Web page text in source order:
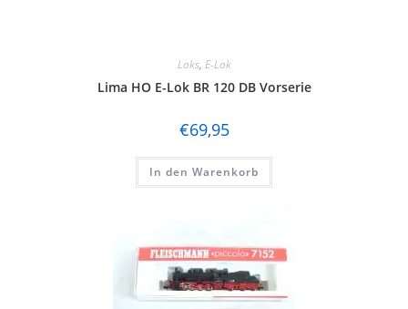
Loks, E-Lok
Lima HO E-Lok BR 120 DB Vorserie
€69,95
In den Warenkorb